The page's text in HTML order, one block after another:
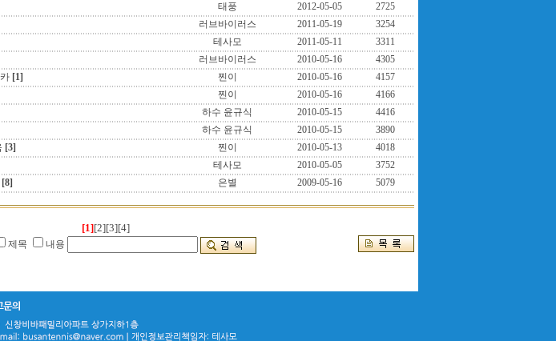
태풍 2012-05-05
2725
러브바이러스 2011-05-19
3254
테사모 2011-05-11
3311
러브바이러스 2010-05-16
4305
[1] 찐이 2010-05-16
4157
찐이 2010-05-16
4166
하수 윤규식 2010-05-15
4416
하수 윤규식 2010-05-15
3890
[3] 찐이 2010-05-13
4018
테사모 2010-05-05
3752
[8] 은별 2009-05-16 5079
[1][2][3][4]
제목 내용